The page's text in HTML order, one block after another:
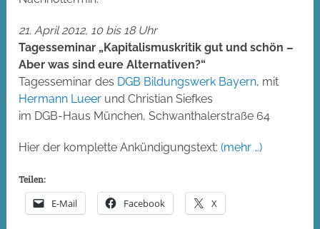
21. April 2012, 10 bis 18 Uhr
Tagesseminar „Kapitalismuskritik gut und schön –
Aber was sind eure Alternativen?“
Tagesseminar des DGB Bildungswerk Bayern, mit
Hermann Lueer und Christian Siefkes
im DGB-Haus München, Schwanthalerstraße 64
Hier der komplette Ankündigungstext:(mehr …)
Teilen:
E-Mail Facebook X